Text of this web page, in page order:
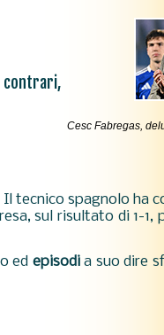
contrari,
Cesc Fabregas,
tecnico spagnolo ha
sul risultato di 1-1,
ed episodia suo dire